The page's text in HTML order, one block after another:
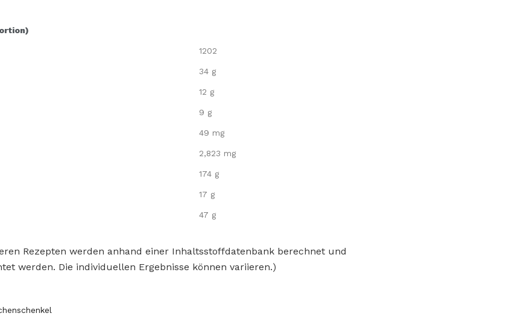
1202
34 g
12 g
9 g
49 mg
2,823 mg
174 g
17 g
47 g
Rezepten werden anhand einer Inhaltsstoffdatenbank berechnet und
werden. Die individuellen Ergebnisse können variieren.)